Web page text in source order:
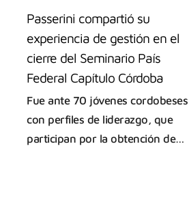
Passerini compartió su
experiencia de gestión en el
cierre del Seminario País
Federal Capítulo Córdoba
Fue ante 70 jóvenes cordobeses
con perfiles de liderazgo, que
participan por la obtención de…